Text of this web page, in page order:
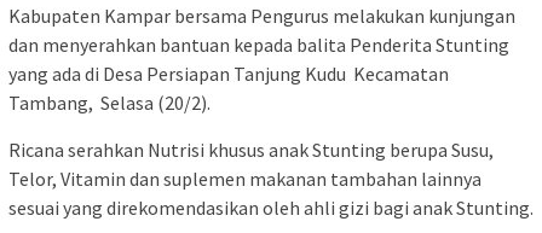
Kabupaten Kampar bersama Pengurus melakukan kunjungan
dan menyerahkan bantuan kepada balita Penderita Stunting
yang ada di Desa Persiapan Tanjung Kudu Kecamatan
Tambang, Selasa (20/2).
Ricana serahkan Nutrisi khusus anak Stunting berupa Susu,
Telor, Vitamin dan suplemen makanan tambahan lainnya
sesuai yang direkomendasikan oleh ahli gizi bagi anak Stunting.